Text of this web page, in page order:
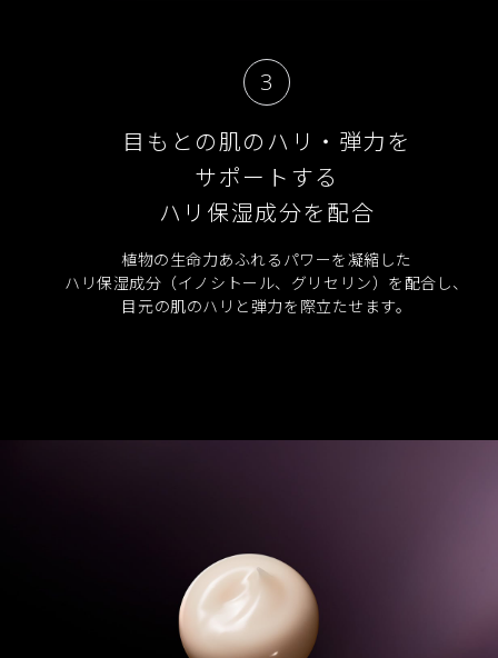
3
目もとの肌のハリ・弾力を
サポートする
ハリ保湿成分を配合
植物の生命力あふれるパワーを凝縮した
ハリ保湿成分（イノシトール、グリセリン）を配合し、
目元の肌のハリと弾力を際立たせます。